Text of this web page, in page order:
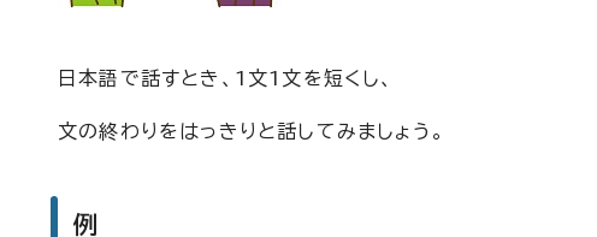
日本語で話すとき、1文1文を短くし、
文の終わりをはっきりと話してみましょう。
例